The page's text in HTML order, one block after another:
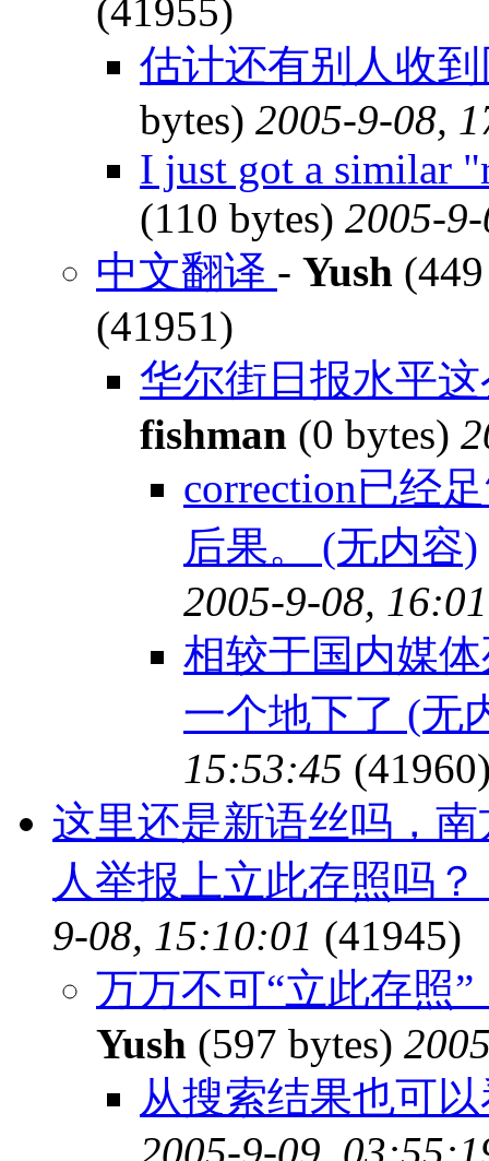
(41955)
估计还有别人收
bytes) 2005-9-08,
I just got a similar
(110 bytes) 2005-
中文翻译 - Yush
(41951)
华尔街日报水平
fishman (0 bytes)
correction已经
后果。 (无内容)
2005-9-08,
相较于国内媒
一个地下了 (无
15:53:45
这里还是新语丝吗，
人举报上立此存照吗？
9-08, 15:10:01 (41945)
万万不可“立此存照
Yush (597 bytes)
从搜索结果也可